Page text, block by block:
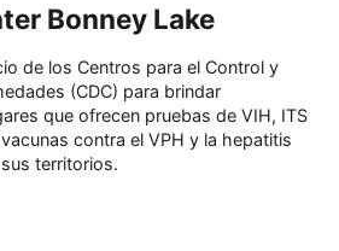
Bonney Lake
de los Centros para el Control y
(CDC) para brindar
que ofrecen pruebas de VIH, ITS
contra el VPH y la hepatitis
territorios.